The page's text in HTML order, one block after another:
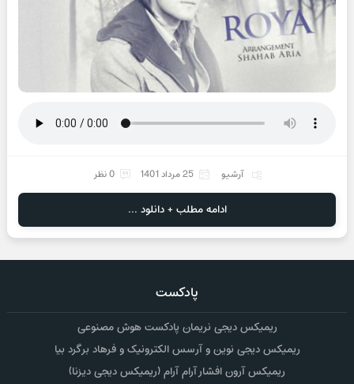
آرشیو 25 مرداد 1401 0 نظر
ادامه مطلب + دانلود ...
پادکست
ریمیکس دیجی نریمان پادکست هوش مصنوعی
ریمیکس دیجی نوین و آرسس الکترونیک و فرهاد برگرد بیا
ریمیکس آرون افشار آرام آرام (ریمیکس دیجی دیزنا)